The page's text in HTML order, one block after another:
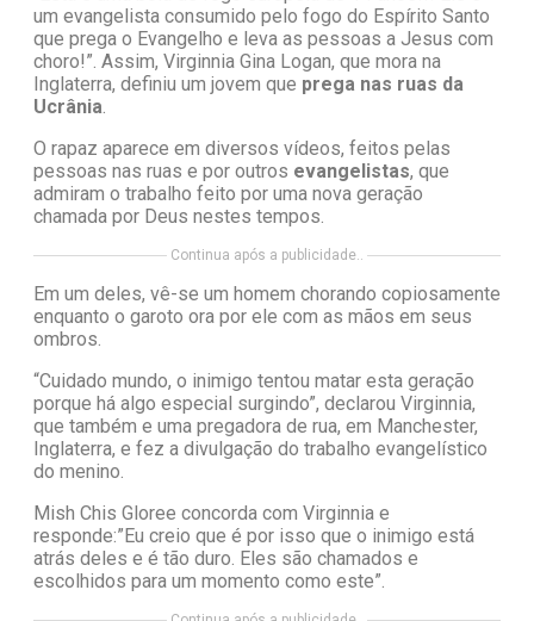
um evangelista consumido pelo fogo do Espírito Santo
que prega o Evangelho e leva as pessoas a Jesus com
choro!”. Assim, Virginnia Gina Logan, que mora na
Inglaterra, definiu um jovem que prega nas ruas da
Ucrânia.
O rapaz aparece em diversos vídeos, feitos pelas
pessoas nas ruas e por outros evangelistas, que
admiram o trabalho feito por uma nova geração
chamada por Deus nestes tempos.
Continua após a publicidade..
Em um deles, vê-se um homem chorando copiosamente
enquanto o garoto ora por ele com as mãos em seus
ombros.
“Cuidado mundo, o inimigo tentou matar esta geração
porque há algo especial surgindo”, declarou Virginnia,
que também e uma pregadora de rua, em Manchester,
Inglaterra, e fez a divulgação do trabalho evangelístico
do menino.
Mish Chis Gloree concorda com Virginnia e
responde:”Eu creio que é por isso que o inimigo está
atrás deles e é tão duro. Eles são chamados e
escolhidos para um momento como este”.